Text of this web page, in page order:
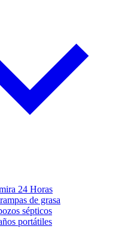
24 Horas
de grasa
sépticos
portátiles